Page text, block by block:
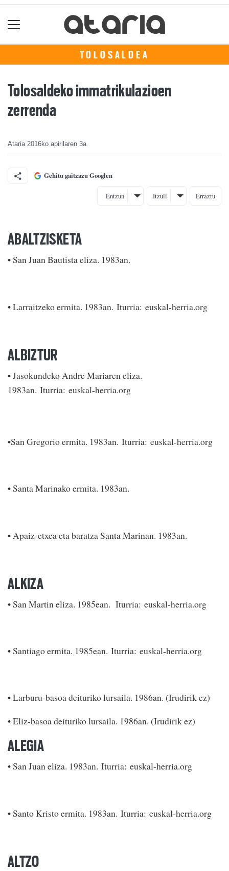
TOLOSALDEA
Tolosaldeko immatrikulazioen
zerrenda
Ataria 2016ko apirilaren 3a
Gehitu gaitzazu Googlen
Entzun Itzuli Erraztu
ABALTZISKETA
• San Juan Bautista eliza. 1983an.
• Larraitzeko ermita. 1983an. Iturria: euskal-herria.org
ALBIZTUR
• Jasokundeko Andre Mariaren eliza.
1983an. Iturria: euskal-herria.org
•San Gregorio ermita. 1983an. Iturria: euskal-herria.org
• Santa Marinako ermita. 1983an.
• Apaiz-etxea eta baratza Santa Marinan. 1983an.
ALKIZA
• San Martin eliza. 1985ean. Iturria: euskal-herria.org
• Santiago ermita. 1985ean. Iturria: euskal-herria.org
• Larburu-basoa deituriko lursaila. 1986an. (Irudirik ez)
• Eliz-basoa deituriko lursaila. 1986an. (Irudirik ez)
ALEGIA
• San Juan eliza. 1983an. Iturria: euskal-herria.org
• Santo Kristo ermita. 1983an. Iturria: euskal-herria.org
ALTZO